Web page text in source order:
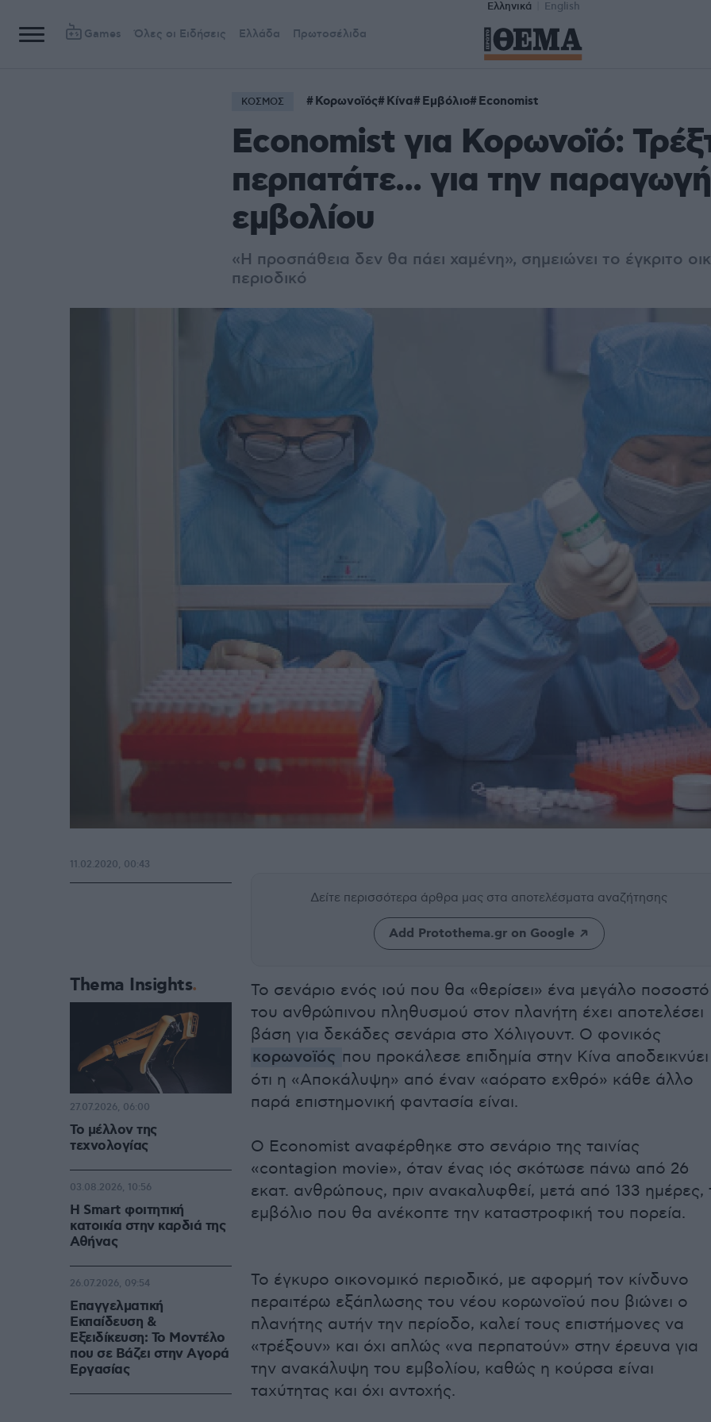
Ελληνικά English
Games Όλες οι Ειδήσεις Ελλάδα Πρωτοσέλιδα
ΚΟΣΜΟΣ Κορωνοϊός Κίνα Εμβόλιο Economist
Economist για Κορωνοϊό:
περπατάτε... για την
εμβολίου
«Η προσπάθεια δεν θα πάει χαμένη», σημειώνει το έγκριτο
περιοδικό
Δείτε περισσότερα άρθρα μας στα αποτελέσματα αναζήτησης
Add Protothema.gr on Google
Το σενάριο ενός ιού που θα «θερίσει» ένα μεγάλο ποσοστό
του ανθρώπινου πληθυσμού στον πλανήτη έχει αποτελέσει
βάση για δεκάδες σενάρια στο Χόλιγουντ. Ο φονικός
κορωνοϊός που προκάλεσε επιδημία στην Κίνα αποδεικνύει
ότι η «Αποκάλυψη» από έναν «αόρατο εχθρό» κάθε άλλο
παρά επιστημονική φαντασία είναι.
Ο Economist αναφέρθηκε στο σενάριο της ταινίας
«contagion movie», όταν ένας ιός σκότωσε πάνω από 26
εκατ. ανθρώπους, πριν ανακαλυφθεί, μετά από 133 ημέρες,
εμβόλιο που θα ανέκοπτε την καταστροφική του πορεία.
Το έγκυρο οικονομικό περιοδικό, με αφορμή τον κίνδυνο
περαιτέρω εξάπλωσης του νέου κορωνοϊού που βιώνει ο
πλανήτης αυτήν την περίοδο, καλεί τους επιστήμονες να
«τρέξουν» και όχι απλώς «να περπατούν» στην έρευνα για
την ανακάλυψη του εμβολίου, καθώς η κούρσα είναι
ταχύτητας και όχι αντοχής.
11.02.2020, 00:43
Thema Insights
Το μέλλον της
τεχνολογίας
27.07.2026, 06:00
Η Smart φοιτητική
κατοικία στην καρδιά της
Αθήνας
03.08.2026, 10:56
Επαγγελματική
Εκπαίδευση &
Εξειδίκευση: Το Mοντέλο
που σε Bάζει στην Aγορά
Eργασίας
26.07.2026, 09:54